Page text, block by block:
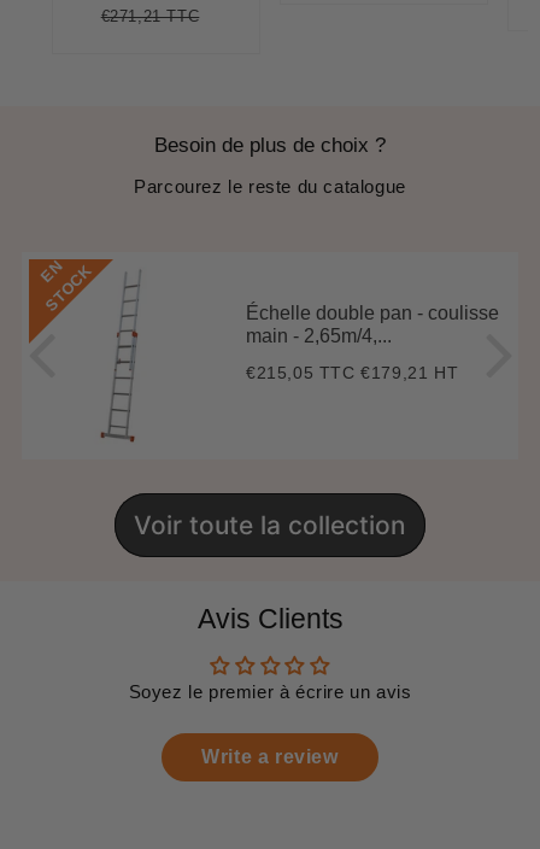
Prix
€271,21 TTC€271,21
Besoin de plus de choix ?
Parcourez le reste du catalogue
E
N
S
T
O
C
K
Échelle double pan - coulisse
main - 2,65m/4,...
Prix
€215,05 TTC€215,05
€179,21 HT
Voir toute la collection
Avis Clients
Soyez le premier à écrire un avis
Write a review